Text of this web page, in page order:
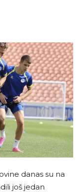
danas su na
još jedan